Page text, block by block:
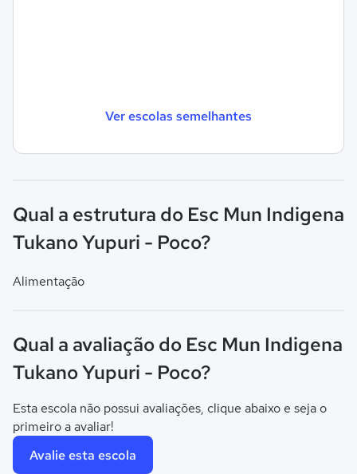
Ver escolas semelhantes
Qual a estrutura do Esc Mun Indigena
Tukano Yupuri - Poco?
Alimentação
Qual a avaliação do Esc Mun Indigena
Tukano Yupuri - Poco?
Esta escola não possui avaliações, clique abaixo e seja o
primeiro a avaliar!
Avalie esta escola